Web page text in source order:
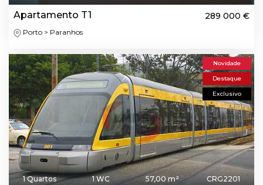
Apartamento T1 289 000 €
Porto > Paranhos
Novidade
Destaque
Exclusivo
1 Quartos 1 WC 57,00 m² CRG2201